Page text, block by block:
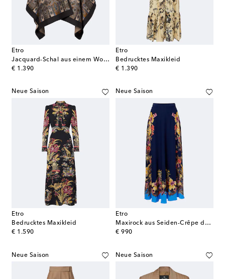
Etro
Jacquard-Schal aus einem Wollgemisch
€ 1.390
original price
Etro
Bedrucktes Maxikleid
€ 1.390
original price
Neue Saison
Etro
Bedrucktes Maxikleid
€ 1.590
original price
Neue Saison
Etro
Maxirock aus Seiden-Crêpe de Chine
€ 990
original price
Neue Saison Neue Saison